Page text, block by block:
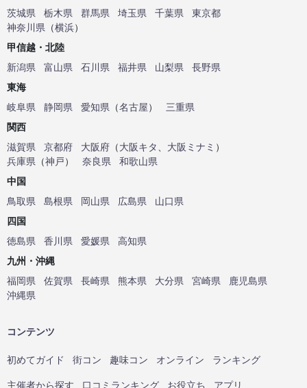
茨城県
栃木県 群馬県 埼玉県 千葉県
東京都
神奈川県 （横浜）
甲信越・北陸
新潟県
富山県 石川県 福井県 山梨県
長野県
東海
岐阜県
静岡県 愛知県 （名古屋）
三重県
関西
滋賀県
京都府 大阪府 （大阪キタ 大阪ミナミ ）
兵庫県 （神戸） 奈良県
和歌山県
中国
鳥取県
島根県 岡山県 広島県
山口県
四国
徳島県
香川県 愛媛県
高知県
九州・沖縄
福岡県
佐賀県 長崎県 熊本県 大分県 宮崎県
鹿児島県
沖縄県
コンテンツ
初めてガイド 街コン 趣味コン オンライン ランキング
主催者から探す 口コミランキング お役立ち アプリ